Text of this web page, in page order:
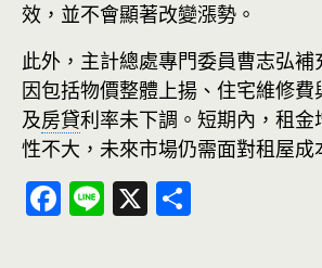
效，並不會顯著改變漲勢。
此外，主計總處專門委員曹志弘補
因包括物價整體上揚、住宅維修費
及房貸利率未下調。短期內，租金
性不大，未來市場仍需面對租屋成
F Li X